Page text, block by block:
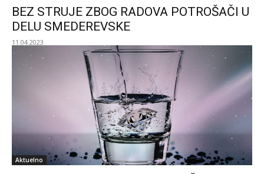
BEZ STRUJE ZBOG RADOVA POTROŠAČI U
DELU SMEDEREVSKE
11.04.2023
Aktuelno